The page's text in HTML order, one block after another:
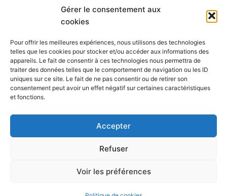
Gérer le consentement aux
cookies
Pour offrir les meilleures expériences, nous utilisons des technologies
telles que les cookies pour stocker et/ou accéder aux informations des
appareils. Le fait de consentir à ces technologies nous permettra de
traiter des données telles que le comportement de navigation ou les ID
uniques sur ce site. Le fait de ne pas consentir ou de retirer son
consentement peut avoir un effet négatif sur certaines caractéristiques
et fonctions.
Accepter
Refuser
Voir les préférences
réalisées sur Mastodon 😉 Je vous invite toujours
à m’y suivre sachant que vous n’êtes pas obligé
ça. à gauche il y en a donc toujours qui pensent
qu’une Primaire n’est pas la meilleure solution
pour désigner…
LIRE LA SUITE
GAUCHE
Kadence WP